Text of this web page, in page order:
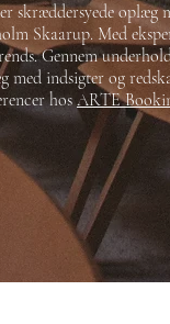
skræddersyede oplæg
Skaarup. Med
Gennem
med indsigter og
hosARTE